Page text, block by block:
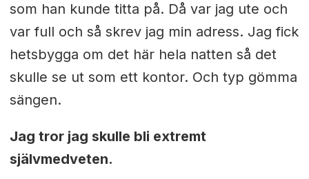
som han kunde titta på. Då var jag ute och
var full och så skrev jag min adress. Jag fick
hetsbygga om det här hela natten så det
skulle se ut som ett kontor. Och typ gömma
sängen.
Jag tror jag skulle bli extremt
självmedveten.